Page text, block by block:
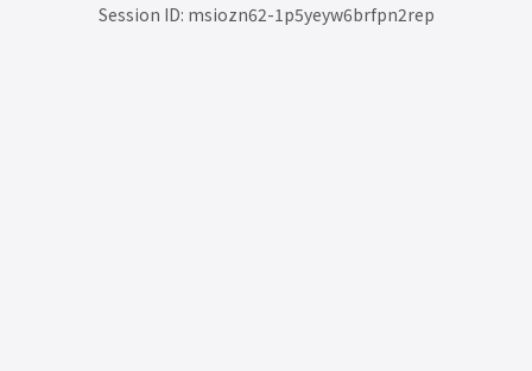
Session ID: msiozn62-1p5yeyw6brfpn2rep